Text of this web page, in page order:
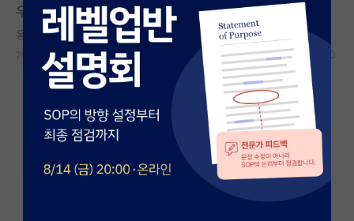
국내대학원 정보
연구실&오픈랩
커뮤니티
커뮤니티 홈
전체글보기
베스트 게시판
우리 교수님 분석 좀 해줄 수 있음?
옹졸한 미셸 푸코
2026.07.09 19 3581